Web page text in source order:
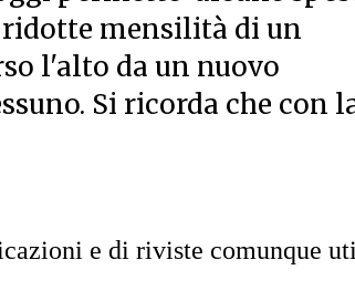
mensilità di un
l'alto da un nuovo
Si ricorda che con
e di riviste comunque